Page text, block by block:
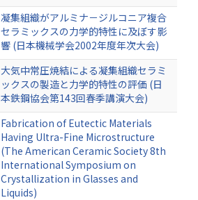
凝集組織がアルミナ－ジルコニア複合
セラミックスの力学的特性に及ぼす影
響 (日本機械学会2002年度年次大会)
大気中常圧焼結による凝集組織セラミ
ックスの製造と力学的特性の評価 (日
本鉄鋼協会第143回春季講演大会)
Fabrication of Eutectic Materials
Having Ultra-Fine Microstructure
(The American Ceramic Society 8th
International Symposium on
Crystallization in Glasses and
Liquids)